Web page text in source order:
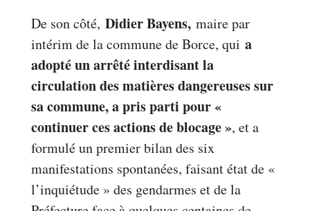
De son côté, Didier Bayens,maire par
intérim de la commune de Borce, qui a
adopté un arrêté interdisant la
circulation des matières dangereuses sur
sa commune, a pris parti pour «
continuer ces actions de blocage », et a
formulé un premier bilan des six
manifestations spontanées, faisant état de «
l’inquiétude » des gendarmes et de la